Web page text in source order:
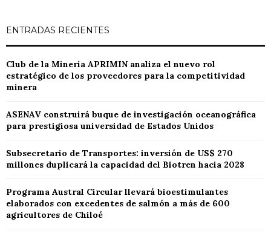
ENTRADAS RECIENTES
Club de la Minería APRIMIN analiza el nuevo rol
estratégico de los proveedores para la competitividad
minera
ASENAV construirá buque de investigación oceanográfica
para prestigiosa universidad de Estados Unidos
Subsecretario de Transportes: inversión de US$ 270
millones duplicará la capacidad del Biotren hacia 2028
Programa Austral Circular llevará bioestimulantes
elaborados con excedentes de salmón a más de 600
agricultores de Chiloé